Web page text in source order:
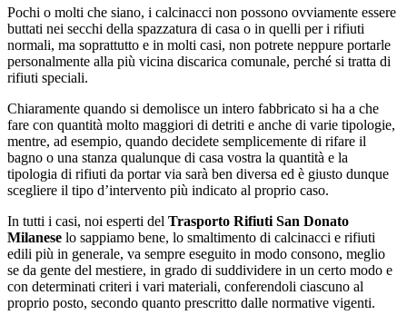
Pochi o molti che siano, i calcinacci non possono ovviamente essere
buttati nei secchi della spazzatura di casa o in quelli per i rifiuti
normali, ma soprattutto e in molti casi, non potrete neppure portarle
personalmente alla più vicina discarica comunale, perché si tratta di
rifiuti speciali.
Chiaramente quando si demolisce un intero fabbricato si ha a che
fare con quantità molto maggiori di detriti e anche di varie tipologie,
mentre, ad esempio, quando decidete semplicemente di rifare il
bagno o una stanza qualunque di casa vostra la quantità e la
tipologia di rifiuti da portar via sarà ben diversa ed è giusto dunque
scegliere il tipo d’intervento più indicato al proprio caso.
In tutti i casi, noi esperti del Trasporto Rifiuti San Donato
Milanese lo sappiamo bene, lo smaltimento di calcinacci e rifiuti
edili più in generale, va sempre eseguito in modo consono, meglio
se da gente del mestiere, in grado di suddividere in un certo modo e
con determinati criteri i vari materiali, conferendoli ciascuno al
proprio posto, secondo quanto prescritto dalle normative vigenti.